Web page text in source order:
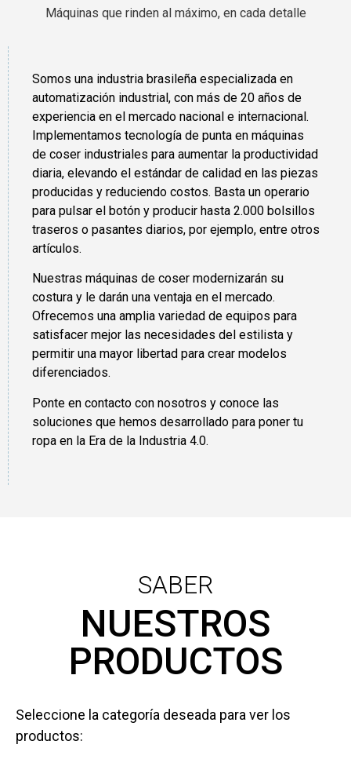
Máquinas que rinden al máximo, en cada detalle
Somos una industria brasileña especializada en
automatización industrial, con más de 20 años de
experiencia en el mercado nacional e internacional.
Implementamos tecnología de punta en máquinas
de coser industriales para aumentar la productividad
diaria, elevando el estándar de calidad en las piezas
producidas y reduciendo costos. Basta un operario
para pulsar el botón y producir hasta 2.000 bolsillos
traseros o pasantes diarios, por ejemplo, entre otros
artículos.
Nuestras máquinas de coser modernizarán su
costura y le darán una ventaja en el mercado.
Ofrecemos una amplia variedad de equipos para
satisfacer mejor las necesidades del estilista y
permitir una mayor libertad para crear modelos
diferenciados.
Ponte en contacto con nosotros y conoce las
soluciones que hemos desarrollado para poner tu
ropa en la Era de la Industria 4.0.
SABER
NUESTROS
PRODUCTOS
Seleccione la categoría deseada para ver los
productos: